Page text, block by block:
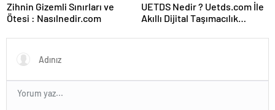
Zihnin Gizemli Sınırları ve
Ötesi : Nasılnedir.com
UETDS Nedir ? Uetds.com İle
Akıllı Dijital Taşımacılık